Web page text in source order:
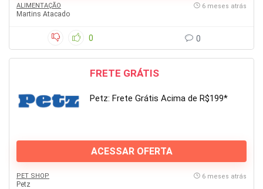
ALIMENTAÇÃO
Martins Atacado
6 meses atrás
0 0
FRETE GRÁTIS
Petz: Frete Grátis Acima de R$199*
ACESSAR OFERTA
PET SHOP
Petz
6 meses atrás